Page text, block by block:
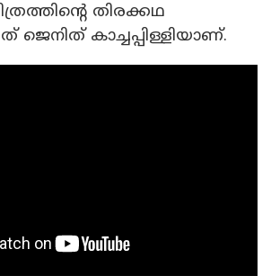
തിരക്കഥ
ജെനിത് കാച്ചപ്പിള്ളിയാണ്.